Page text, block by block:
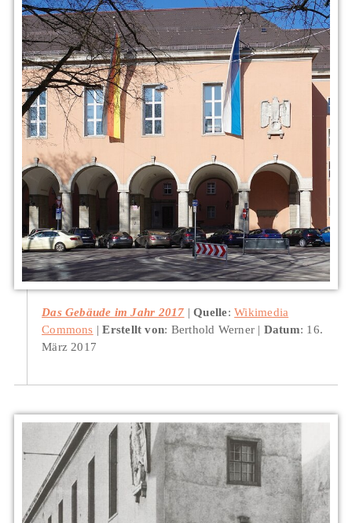
Das Gebäude im Jahr 2017 Quelle:Wikimedia
Commons
Erstellt von: Berthold Werner Datum: 16.
März 2017